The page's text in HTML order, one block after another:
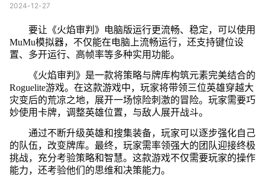
2024-12-27
要让《火焰审判》电脑版运行更流畅、稳定，可以使用
MuMu模拟器，不仅能在电脑上流畅运行，还支持键位设
置、多开运行、高帧率等多种实用功能。
《火焰审判》是一款将策略与牌库构筑元素完美结合的
Roguelite游戏。在这款游戏中，玩家将带领三位英雄穿越大
灾变后的荒凉之地，展开一场惊险刺激的冒险。玩家需要巧
妙使用卡牌，调整英雄位置，与敌人展开战斗。
通过不断升级英雄和搜集装备，玩家可以逐步强化自己
的队伍，改变牌库。最终，玩家需率领强大的团队迎接终极
挑战，充分考验策略和智慧。这款游戏不仅需要玩家的操作
能力，还考验他们的思维和决策能力。